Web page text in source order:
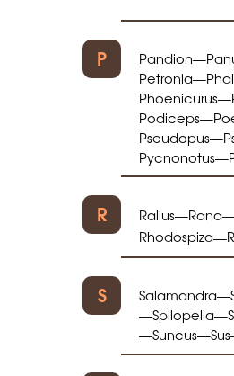
P Pandion—
Petronia—
Phoenicurus—
Podiceps—
Pseudopus—
Pycnonotus—
R Rallus—Rana
Rhodospiza—
S Salamandra—
—Spilopelia—
—Suncus—Sus